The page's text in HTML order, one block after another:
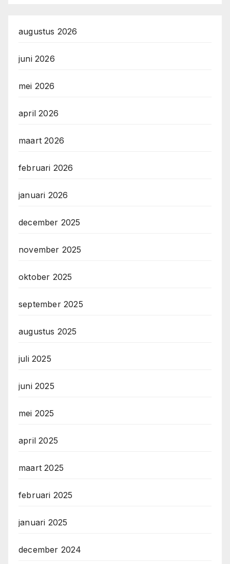
augustus 2026
juni 2026
mei 2026
april 2026
maart 2026
februari 2026
januari 2026
december 2025
november 2025
oktober 2025
september 2025
augustus 2025
juli 2025
juni 2025
mei 2025
april 2025
maart 2025
februari 2025
januari 2025
december 2024